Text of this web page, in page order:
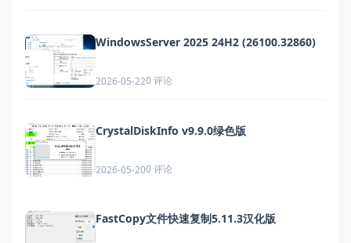
WindowsServer 2025 24H2 (26100.32860)
2026-05-220 评论
CrystalDiskInfo v9.9.0绿色版
2026-05-200 评论
FastCopy文件快速复制5.11.3汉化版